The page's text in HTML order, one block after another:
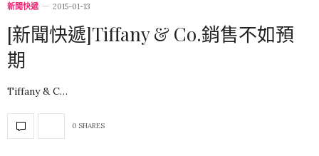
新聞快遞 2015-01-13
[新聞快遞]Tiffany & Co.銷售不如預
期
Tiffany & C…
0 SHARES